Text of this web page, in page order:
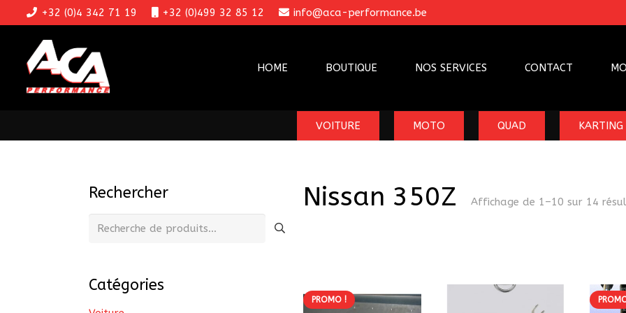
+32 (0)4 342 71 19 +32 (0)499 32 85 12 info@aca-performance.be
HOME BOUTIQUE NOS SERVICES CONTACT
VOITURE MOTO QUAD KARTING
Nissan 350Z Affichage de 1–10 sur 14
PROMO !
Rechercher
Recherche
Catégories